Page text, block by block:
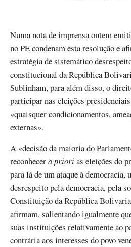
Numa nota de imprensa ontem
no PE condenam esta resolução e
estratégia de sistemático
constitucional da República
Sublinham, para além disso, o
participar nas eleições
«quaisquer condicionamentos,
externas».
A «decisão da maioria do
reconhecera priorias eleições do
para lá de um ataque à
desrespeito pela democracia, pela
Constituição da República
afirmam, salientando igualmente
suas instituições relativamente ao
contrária aos interesses do povo